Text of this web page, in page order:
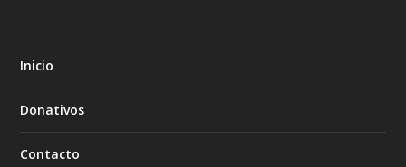
Inicio
Donativos
Contacto